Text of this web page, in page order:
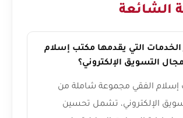
الشائعة
الخدمات التي يقدمها مكتب إسلام
التسويق الإلكتروني؟
إسلام الفقي مجموعة شاملة من
الإلكتروني، تشمل تحسين